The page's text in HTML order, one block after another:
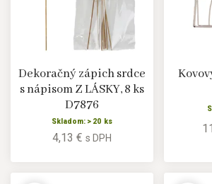
Dekoračný zápich srdce
s nápisom Z LÁSKY, 8 ks
D7876
Skladom: > 20 ks
4,13 € s DPH